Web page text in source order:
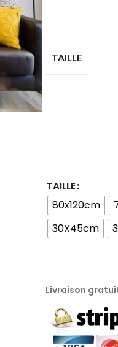
TAILLE
TAILLE
80x120cm
30X45cm
Livraison